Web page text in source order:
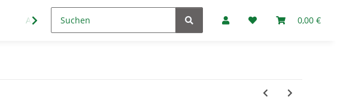
0,00 €
Aktion Marken